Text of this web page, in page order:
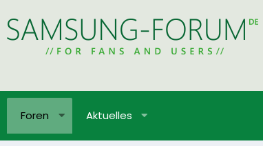
Foren Aktuelles